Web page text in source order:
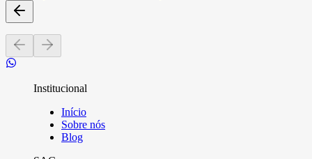
Institucional
Início
Sobre nós
Blog